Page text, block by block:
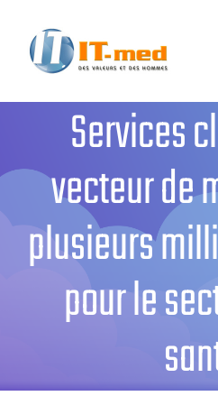
contenu
Services
vecteur de
plusieurs
pour le